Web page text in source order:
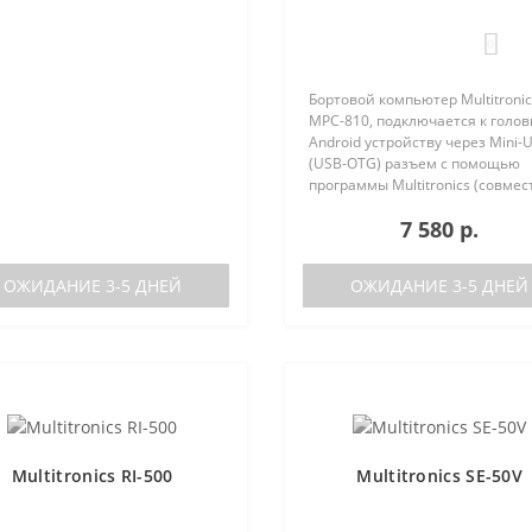
ОЖИДАНИЕ 3-5 ДНЕЙ
Бортовой компьютер
MPC-810, подключается к
Android устройству через Mini-
(USB-OTG) разъем с помощью
программы Multitronics
Multitronics MPC-810 по
7 580 р.
ОЖИДАНИЕ 3-5 ДНЕЙ
Multitronics RI-500 Multitronics SE-50V